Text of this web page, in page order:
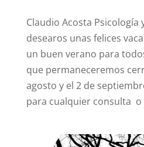
Claudio Acosta Psicología
desearos unas felices
un buen verano para
que permaneceremos
agosto y el 2 de
para cualquier consulta o